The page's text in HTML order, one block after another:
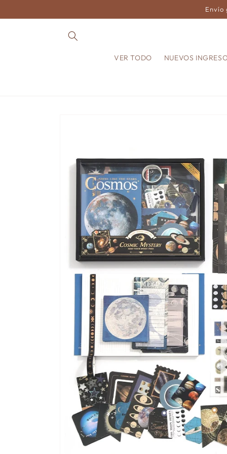
al contenido
Envío
VER TODO NUEVOS